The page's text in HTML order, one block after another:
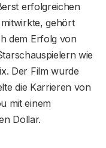
erfolgreichen
gehört
dem Erfolg von
wie
Der Film wurde
die Karrieren von
mit einem
Dollar.